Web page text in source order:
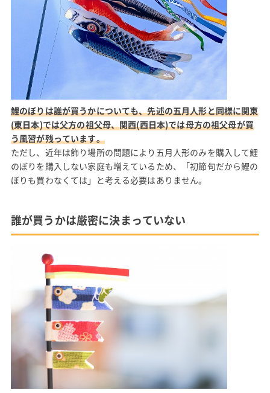
鯉のぼりは誰が買うかについても、先述の五月人形と同様に関東
(東日本)では父方の祖父母、関西(西日本)では母方の祖父母が買
う風習が残っています。
ただし、近年は飾り場所の問題により五月人形のみを購入して鯉
のぼりを購入しない家庭も増えているため、「初節句だから鯉の
ぼりも買わなくては」と考える必要はありません。
誰が買うかは厳密に決まっていない